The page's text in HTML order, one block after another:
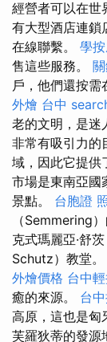
經營者可以在世
有大型酒店連鎖
在線聯繫。 學
售這些服務。
戶，他們還按需
外燴 台中
老的文明，是迷
非常有吸引力的
域，因此它提供
市場是東南亞國
景點。 台胞證
（Semmering
克式瑪麗亞·舒
Schutz）教堂。
外燴價格 台中
癒的來源。 台
高原，這也是匈
芙羅狄蒂的發源